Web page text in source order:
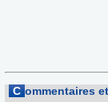
C ommentaires